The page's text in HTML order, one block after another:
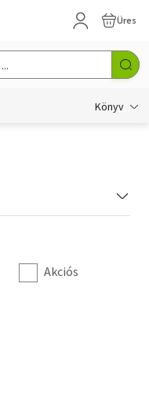
Üres
Könyv
Akciós